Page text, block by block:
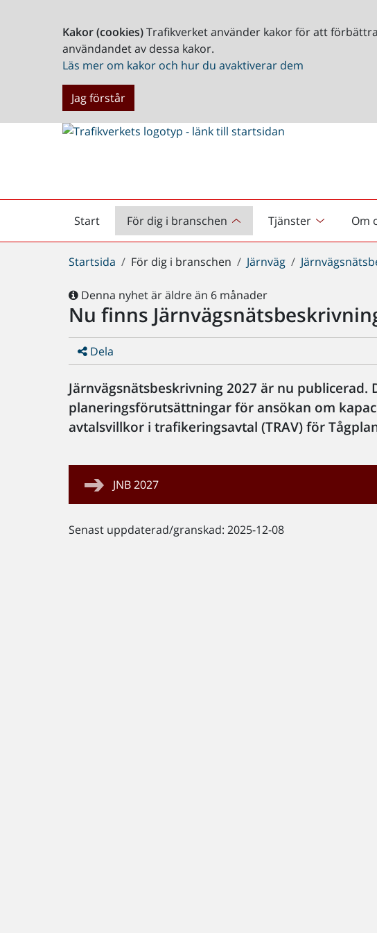
Kakor (cookies)Trafikverket använder kakor för att
användandet av dessa kakor.
Läs mer om kakor och hur du avaktiverar dem
Jag förstår
Start
Startsida För dig i branschen Tjänster Om
Du
här:
Startsida För dig i branschen Järnväg
Denna nyhet är äldre än 6 månader
Nu finns
Dela
Järnvägsnätsbeskrivning 2027 är nu publicerad.
planeringsförutsättningar för ansökan om
avtalsvillkor i trafikeringsavtal (TRAV) för
JNB 2027
Senast uppdaterad/granskad: 2025-12-08